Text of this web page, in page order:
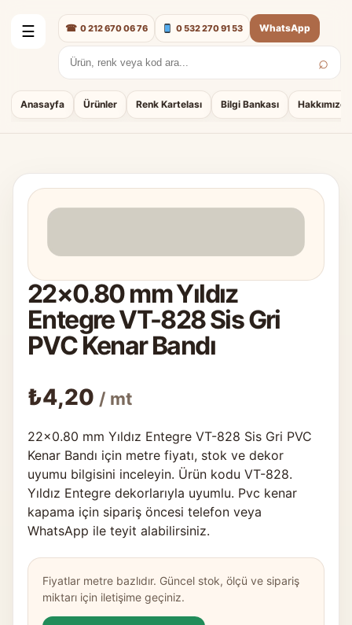
☰
Anasayfa Ürünler Renk Kartelası Bilgi Bankası Hakkımızda
Arama: ⌕
☎ 0 212 670 06 76 0 532 270 91 53 WhatsApp
22×0.80 mm Yıldız
Entegre VT-828 Sis Gri
PVC Kenar Bandı
₺4,20 / mt
22×0.80 mm Yıldız Entegre VT-828 Sis Gri PVC
Kenar Bandı için metre fiyatı, stok ve dekor
uyumu bilgisini inceleyin. Ürün kodu VT-828.
Yıldız Entegre dekorlarıyla uyumlu. Pvc kenar
kapama için sipariş öncesi telefon veya
WhatsApp ile teyit alabilirsiniz.
Fiyatlar metre bazlıdır. Güncel stok, ölçü ve sipariş
miktarı için iletişime geçiniz.